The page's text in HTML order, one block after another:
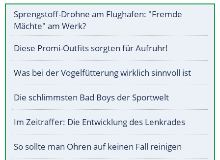
Sprengstoff-Drohne am Flughafen: "Fremde
Mächte" am Werk?
Diese Promi-Outfits sorgten für Aufruhr!
Was bei der Vogelfütterung wirklich sinnvoll ist
Die schlimmsten Bad Boys der Sportwelt
Im Zeitraffer: Die Entwicklung des Lenkrades
So sollte man Ohren auf keinen Fall reinigen